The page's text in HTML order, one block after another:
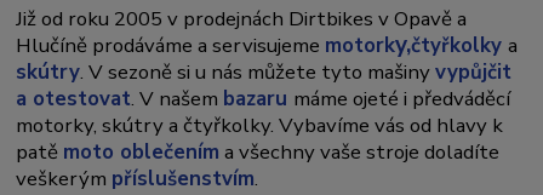
Již od roku 2005 v prodejnách Dirtbikes v Opavě a
Hlučíně prodáváme a servisujeme motorky,čtyřkolkya
skútry. V sezoně si u nás můžete tyto mašinyvypůjčit
a otestovat. V našem bazaru máme ojeté i předváděcí
motorky, skútry a čtyřkolky. Vybavíme vás od hlavy k
patě moto oblečením a všechny vaše stroje doladíte
veškerým příslušenstvím.